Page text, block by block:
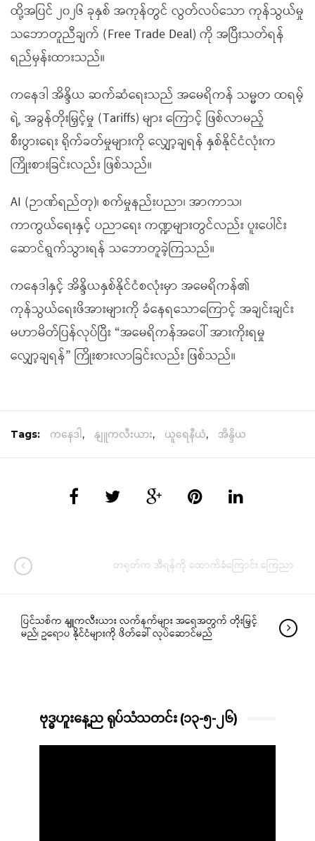
ထို့အပြင် ၂၀၂၆ ခုနှစ် အကုန်တွင် လွတ်လပ်သော ကုန်သွယ်မှု
သဘောတူညီချက် (Free Trade Deal) ကို အပြီးသတ်ရန်
ရည်မှန်းထားသည်။
ကနေဒါ အိန္ဒိယ ဆက်ဆံရေးသည် အမေရိကန် သမ္မတ ထရမ့်
ရဲ့ အခွန်တိုးမြှင့်မှု (Tariffs) များ ကြောင့် ဖြစ်လာမည့်
စီးပွားရေး ရိုက်ခတ်မှုများကို လျှော့ချရန် နှစ်နိုင်ငံလုံးက
ကြိုးစားခြင်းလည်း ဖြစ်သည်။
AI (ဉာဏ်ရည်တု)၊ စက်မှုနည်းပညာ၊ အာကာသ၊
ကာကွယ်ရေးနှင့် ပညာရေး ကဏ္ဍများတွင်လည်း ပူးပေါင်း
ဆောင်ရွက်သွားရန် သဘောတူခဲ့ကြသည်။
ကနေဒါနှင့် အိန္ဒိယနှစ်နိုင်ငံစလုံးမှာ အမေရိကန်၏
ကုန်သွယ်ရေးဖိအားများကို ခံနေရသောကြောင့် အချင်းချင်း
မဟာမိတ်ပြန်လုပ်ပြီး “အမေရိကန်အပေါ် အားကိုးရမှု
လျှော့ချရန်” ကြိုးစားလာခြင်းလည်း ဖြစ်သည်။
Tags: ကနေဒါ , နျူကလီးယား, ယူရေနီယံ, အိန္ဒိယ
တရုတ်က အီရန်ကို ထောက်ခံကြောင်း ကြေညာ
ပြင်သစ်က နျူကလီးယား လက်နက်များ အရေအတွက် တိုးမြှင့်
မည်၊ ဥရောပ နိုင်ငံများကို ဖိတ်ခေါ် လုပ်ဆောင်မည်
ဗုဒ္ဓဟူးနေ့ည ရုပ်သံသတင်း (၁၃-၅-၂၆)